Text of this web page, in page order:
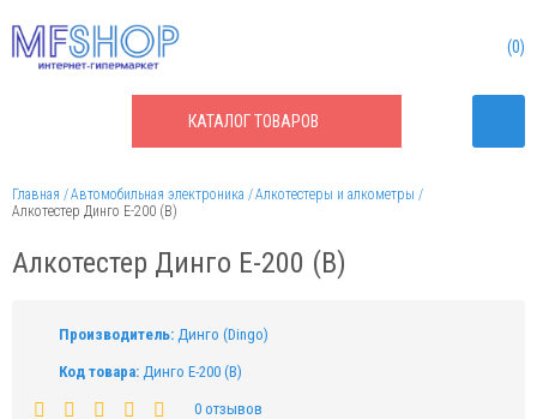
КАТАЛОГТОВАРОВ
0
Главная Автомобильная электроника
Алкотестеры и алкометры
Алкотестер Динго Е-200 (B)
Алкотестер Динго Е-200 (B)
Производитель: Динго (Dingo)
Код товара: Динго Е-200 (B)
0 отзывов